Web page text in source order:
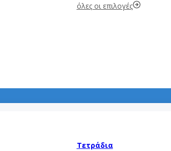
όλες οι επιλογές
Τετράδια